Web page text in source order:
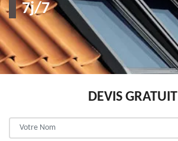
7j/7
DEVIS GRATUIT